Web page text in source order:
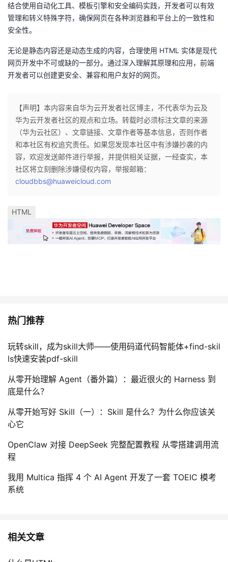
结合使用自动化工具、模板引擎和安全编码实践，开发者可以有效
管理和转义特殊字符，确保网页在各种浏览器和平台上的一致性和
安全性。
无论是静态内容还是动态生成的内容，合理使用 HTML 实体是现代
网页开发中不可或缺的一部分。通过深入理解其原理和应用，前端
开发者可以创建更安全、兼容和用户友好的网页。
【声明】本内容来自华为云开发者社区博主，不代表华为云及
华为云开发者社区的观点和立场。转载时必须标注文章的来源
（华为云社区）、文章链接、文章作者等基本信息，否则作者
和本社区有权追究责任。如果您发现本社区中有涉嫌抄袭的内
容，欢迎发送邮件进行举报，并提供相关证据，一经查实，本
社区将立刻删除涉嫌侵权内容，举报邮箱：
cloudbbs@huaweicloud.com
HTML
热门推荐
玩转skill，成为skill大师——使用码道代码智能体+find-skil
ls快速安装pdf-skill
从零开始理解 Agent（番外篇）：最近很火的 Harness 到
底是什么？
从零开始写好 Skill（一）：Skill 是什么？为什么你应该关
心它
OpenClaw 对接 DeepSeek 完整配置教程 从零搭建调用流
程
我用 Multica 指挥 4 个 AI Agent 开发了一套 TOEIC 模考
系统
相关文章